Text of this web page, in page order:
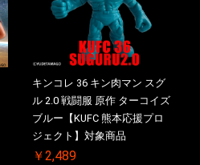
キンコレ 36 キン肉マン スグ
ル 2.0 戦闘服 原作 ターコイズ
ブルー【KUFC 熊本応援プロ
ジェクト】対象商品
￥2,489